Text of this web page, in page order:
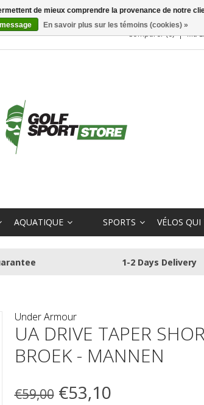
Comparer (0) Ma
AQUATIQUE SPORTS VÉLOS
1-2 Days Delivery
Under Armour
UA DRIVE TAPER
BROEK - MANNEN
€59,00 €53,10
de mieux comprendre la provenance de notre
En savoir plus sur les témoins (cookies) »